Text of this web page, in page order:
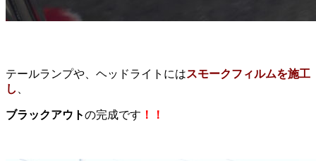
テールランプや、ヘッドライトにはスモークフィルムを施工
し 、
ブラックアウトの完成です ！！